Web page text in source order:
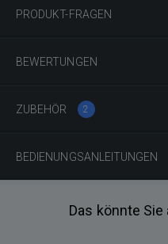
PRODUKT-FRAGEN
BEWERTUNGEN
ZUBEHÖR 2
BEDIENUNGSANLEITUNGEN
Das könnte